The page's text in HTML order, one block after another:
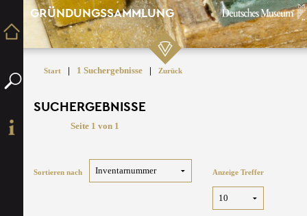
GRÜNDUNGSSAMMLUNG
Start | 1 Suchergebnisse | Zurück
SUCHERGEBNISSE
Seite 1 von 1
Sortieren nach Anzeige Treffer